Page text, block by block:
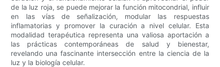
de la luz roja, se puede mejorar la función mitocondrial, influir
en las vías de señalización, modular las respuestas
inflamatorias y promover la curación a nivel celular. Esta
modalidad terapéutica representa una valiosa aportación a
las prácticas contemporáneas de salud y bienestar,
revelando una fascinante intersección entre la ciencia de la
luz y la biología celular.